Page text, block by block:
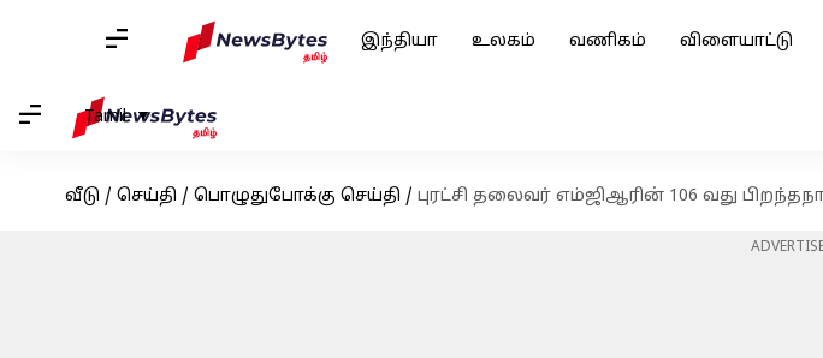
இந்தியா உலகம் வணிகம் விளையாட்டு
Tamil
வீடு / செய்தி / பொழுதுபோக்கு செய்தி / புரட்சி தலைவர் எம்ஜிஆரின் 106 வது